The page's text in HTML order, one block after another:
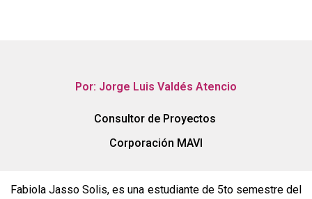
Por: Jorge Luis Valdés Atencio
Consultor de Proyectos
Corporación MAVI
Fabiola Jasso Solis, es una estudiante de 5to semestre del